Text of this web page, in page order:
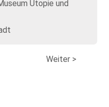
Utopie und
Weiter >